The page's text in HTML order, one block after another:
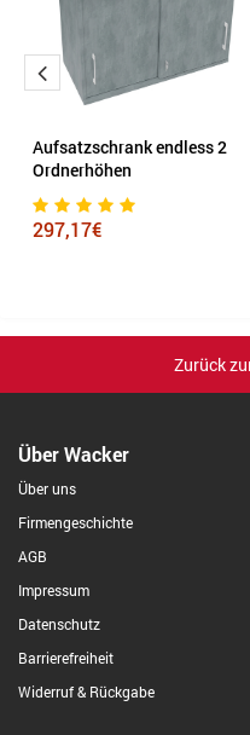
Aufsatzschrank endless 2
Ordnerhöhen
297,17€
Zurück
Über Wacker
Über uns
Firmengeschichte
AGB
Impressum
Datenschutz
Barrierefreiheit
Widerruf & Rückgabe